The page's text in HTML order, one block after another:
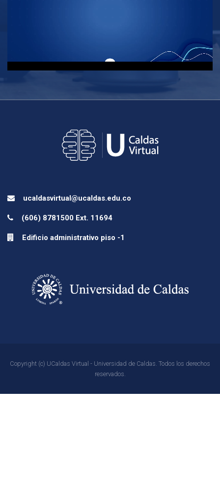
ucaldasvirtual@ucaldas.edu.co
(606) 8781500 Ext. 11694
Edificio administrativo piso -1
Copyright (c) UCaldas Virtual - Universidad de Caldas. Todos los derechos
reservados.